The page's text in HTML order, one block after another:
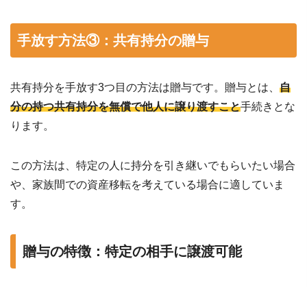
手放す方法③：共有持分の贈与
共有持分を手放す3つ目の方法は贈与です。贈与とは、 自
分の持つ共有持分を無償で他人に譲り渡すこと手続きとな
ります。
この方法は、特定の人に持分を引き継いでもらいたい場合
や、家族間での資産移転を考えている場合に適していま
す。
贈与の特徴：特定の相手に譲渡可能